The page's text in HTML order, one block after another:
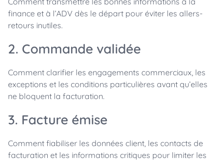
finance et à l’ADV dès le départ pour éviter les allers-
retours inutiles.
2. Commande validée
Comment clarifier les engagements commerciaux, les
exceptions et les conditions particulières avant qu’elles
ne bloquent la facturation.
3. Facture émise
Comment fiabiliser les données client, les contacts de
facturation et les informations critiques pour limiter les